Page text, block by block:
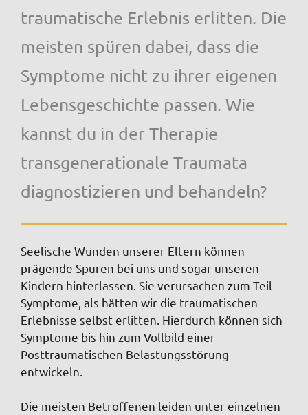
traumatische Erlebnis erlitten. Die
meisten spüren dabei, dass die
Symptome nicht zu ihrer eigenen
Lebensgeschichte passen. Wie
kannst du in der Therapie
transgenerationale Traumata
diagnostizieren und behandeln?
Seelische Wunden unserer Eltern können
prägende Spuren bei uns und sogar unseren
Kindern hinterlassen. Sie verursachen zum Teil
Symptome, als hätten wir die traumatischen
Erlebnisse selbst erlitten. Hierdurch können sich
Symptome bis hin zum Vollbild einer
Posttraumatischen Belastungsstörung
entwickeln.
Die meisten Betroffenen leiden unter einzelnen